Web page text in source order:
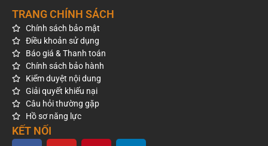
TRANG CHÍNH SÁCH
Chính sách bảo mật
Điều khoản sử dụng
Báo giá & Thanh toán
Chính sách bảo hành
Kiểm duyệt nội dung
Giải quyết khiếu nại
Câu hỏi thường gặp
Hồ sơ năng lực
KẾT NỐI